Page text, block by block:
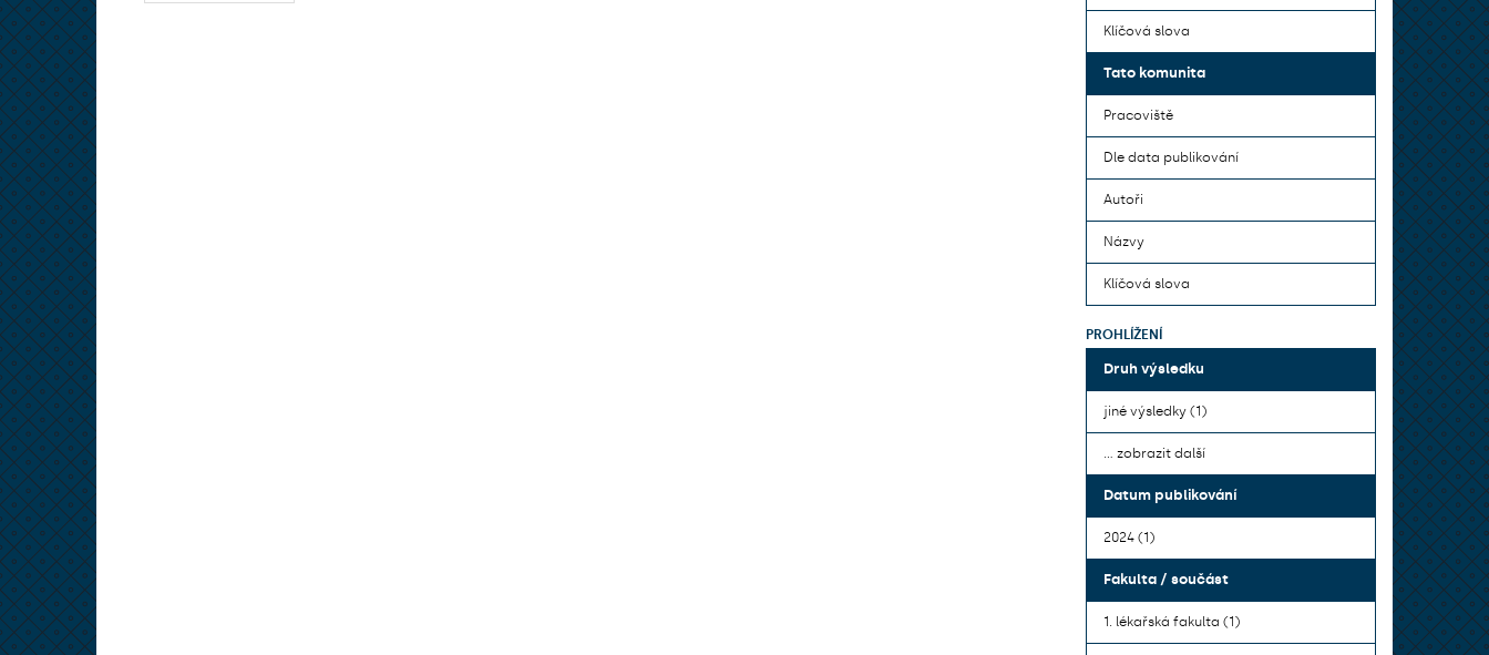
Klíčová slova
Tato komunita
Pracoviště
Dle data publikování
Autoři
Názvy
Klíčová slova
PROHLÍŽENÍ
Druh výsledku
jiné výsledky (1)
... zobrazit další
Datum publikování
2024 (1)
Fakulta / součást
1. lékařská fakulta (1)